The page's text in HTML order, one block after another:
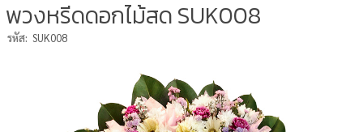
พวงหรีดดอกไม้สด SUK008
รหัส: SUK008